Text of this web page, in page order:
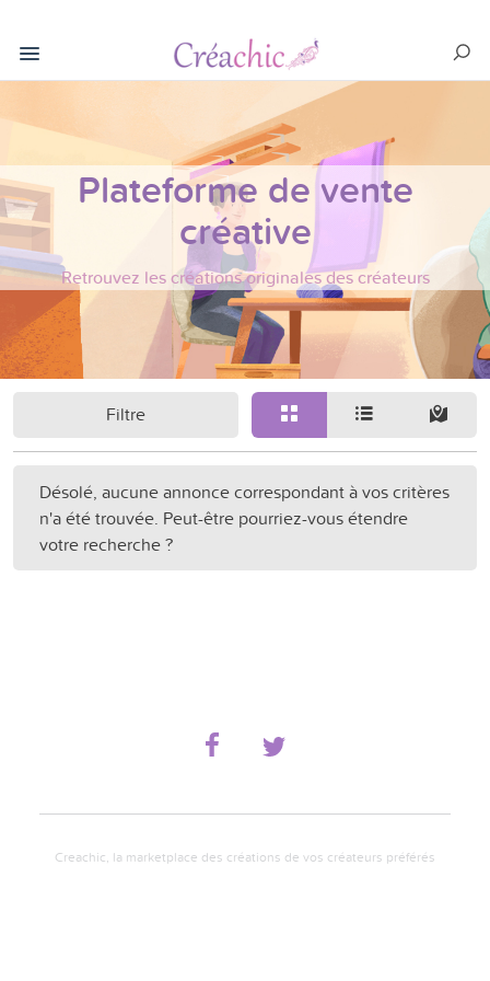
Plateforme de vente
créative
Retrouvez les créations originales des créateurs
Filtre
Désolé, aucune annonce correspondant à vos critères
n'a été trouvée. Peut-être pourriez-vous étendre
votre recherche ?
Creachic, la marketplace des créations de vos créateurs préférés